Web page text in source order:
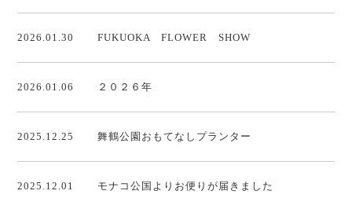
2026.01.30 FUKUOKA FLOWER SHOW
2026.01.06 ２０２６年
2025.12.25 舞鶴公園おもてなしプランター
2025.12.01 モナコ公国よりお便りが届きました